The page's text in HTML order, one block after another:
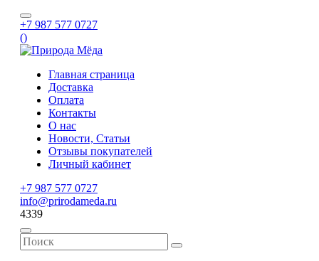
+7 987 577 0727
()
Главная страница
Доставка
Оплата
Контакты
О нас
Новости, Статьи
Отзывы покупателей
Личный кабинет
+7 987 577 0727
info@prirodameda.ru
4339